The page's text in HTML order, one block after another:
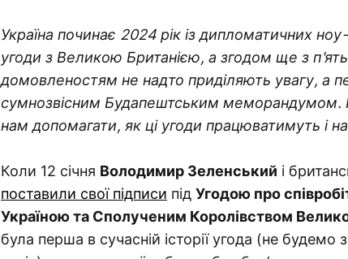
Україна починає 2024 рік із дипломатичних
угоди з Великою Британією, а згодом ще з
домовленостям не надто приділяють увагу, а
сумнозвісним Будапештським меморандумом.
нам допомагати, як ці угоди працюватимуть і
Коли 12 січня Володимир Зеленський і
поставили свої підписи під Угодою про
Україною та Сполученим Королівством Великої
була перша в сучасній історії угода (не будемо